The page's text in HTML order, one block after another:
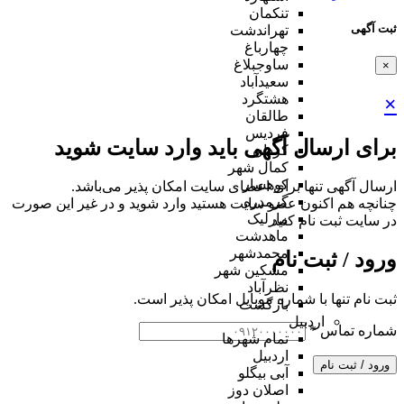
ثبت آگهی
×
×
برای ارسال آگهی باید وارد سایت شوید
ارسال آگهی تنها برای اعضای سایت امکان پذیر می‌باشد.
چنانچه هم‌ اکنون عضو سایت هستید وارد شوید و در غیر این صورت
در سایت ثبت نام کنید
ورود / ثبت نام
ثبت نام تنها با شماره موبایل امکان پذیر است.
شماره تماس*
ورود / ثبت نام
تنکمان
تهراندشت
چهارباغ
ساوجبلاغ
سعیدآباد
هشتگرد
طالقان
فردیس
کردان
کمال شهر
کوهسار
گرمدره
مارلیک
ماهدشت
محمدشهر
مشکین شهر
نظرآباد
بازگشت
اردبیل
تمام شهر‌ها
اردبیل
آبی بیگلو
اصلان دوز